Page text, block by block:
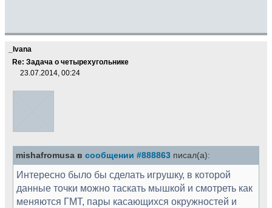
_Ivana
Re: Задача о четырехугольнике
23.07.2014, 00:24
mishafromusa в сообщении #888863 писал(а):
Интересно было бы сделать игрушку, в которой
данные точки можно таскать мышкой и смотреть как
меняются ГМТ, пары касающихся окружностей и